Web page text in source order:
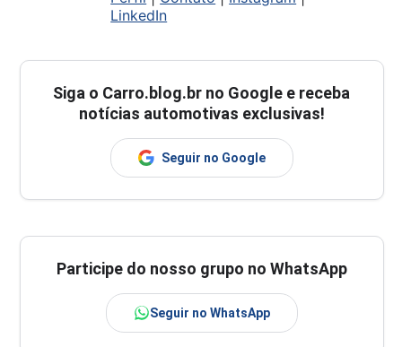
LinkedIn
Siga o Carro.blog.br no Google e receba
notícias automotivas exclusivas!
Seguir no Google
Participe do nosso grupo no WhatsApp
Seguir no WhatsApp